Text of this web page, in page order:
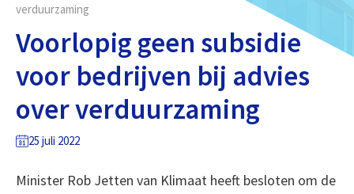
verduurzaming
Voorlopig geen subsidie
voor bedrijven bij advies
over verduurzaming
25 juli 2022
Minister Rob Jetten van Klimaat heeft besloten om de